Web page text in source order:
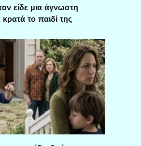
είδε μια άγνωστη
κρατά το παιδί της